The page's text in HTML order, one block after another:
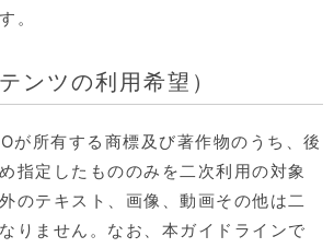
。
ンツの利用希望）
が所有する商標及び著作物のうち、後
指定したもののみを二次利用の対象
のテキスト、画像、動画その他は二
りません。なお、本ガイドラインで